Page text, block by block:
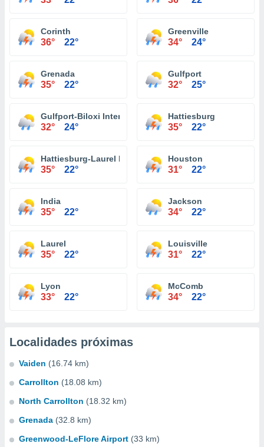
Corinth
36° 22°
Greenville
34° 24°
Grenada
35° 22°
Gulfport
32° 25°
Gulfport-Biloxi International Airport
32° 24°
Hattiesburg
35° 22°
Hattiesburg-Laurel Regional Airport
35° 22°
Houston
31° 22°
India
35° 22°
Jackson
34° 22°
Laurel
35° 22°
Louisville
31° 22°
Lyon
33° 22°
McComb
34° 22°
Localidades próximas
Vaiden (16.74 km)
Carrollton (18.08 km)
North Carrollton (18.32 km)
Grenada (32.8 km)
Greenwood-LeFlore Airport (33 km)